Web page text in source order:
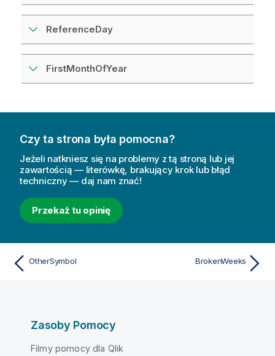
ReferenceDay
FirstMonthOfYear
Czy ta strona była pomocna?
Jeżeli natkniesz się na problemy z tą stroną lub jej
zawartością — literówkę, brakujący krok lub błąd
techniczny — daj nam znać!
Przekaż tu opinię
OtherSymbol BrokenWeeks
Zasoby Pomocy
Filmy pomocy dla Qlik